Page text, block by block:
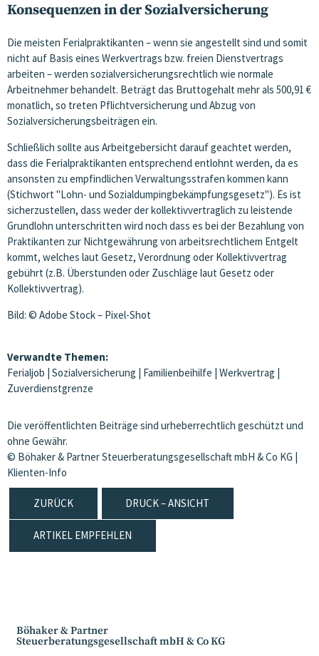
Konsequenzen in der Sozialversicherung
Die meisten Ferialpraktikanten – wenn sie angestellt sind und somit
nicht auf Basis eines Werkvertrags bzw. freien Dienstvertrags
arbeiten – werden sozialversicherungsrechtlich wie normale
Arbeitnehmer behandelt. Beträgt das Bruttogehalt mehr als 500,91 €
monatlich, so treten Pflichtversicherung und Abzug von
Sozialversicherungsbeiträgen ein.
Schließlich sollte aus Arbeitgebersicht darauf geachtet werden,
dass die Ferialpraktikanten entsprechend entlohnt werden, da es
ansonsten zu empfindlichen Verwaltungsstrafen kommen kann
(Stichwort "Lohn- und Sozialdumpingbekämpfungsgesetz"). Es ist
sicherzustellen, dass weder der kollektivvertraglich zu leistende
Grundlohn unterschritten wird noch dass es bei der Bezahlung von
Praktikanten zur Nichtgewährung von arbeitsrechtlichem Entgelt
kommt, welches laut Gesetz, Verordnung oder Kollektivvertrag
gebührt (z.B. Überstunden oder Zuschläge laut Gesetz oder
Kollektivvertrag).
Bild: © Adobe Stock – Pixel-Shot
Verwandte Themen:
Ferialjob | Sozialversicherung | Familienbeihilfe | Werkvertrag |
Zuverdienstgrenze
Die veröffentlichten Beiträge sind urheberrechtlich geschützt und
ohne Gewähr.
© Böhaker & Partner Steuerberatungsgesellschaft mbH & Co KG |
Klienten-Info
ZURÜCK DRUCK – ANSICHT
ARTIKEL EMPFEHLEN
Böhaker & Partner
Steuerberatungsgesellschaft mbH & Co KG